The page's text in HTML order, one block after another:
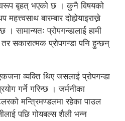
बृहत् भएको छ । कुनै विषयको
बारम्बार दोहोर्‍याइराख्ने
। सामान्यतः प्रोपगन्डालाई हामी
सकारात्मक प्रोपगन्डा पनि हुन्छन्
व्यक्ति थिए जसलाई प्रोपगन्डा
गर्ने गरिन्छ । जर्मनीका
मन्त्रिमण्डलमा रहेका पाउल
पछि गोयबल्स शैली भन्न